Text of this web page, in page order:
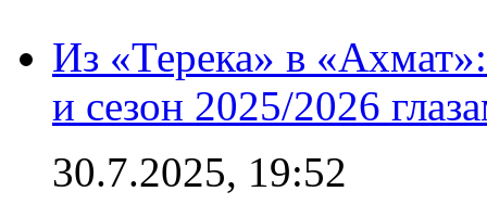
Из «Терека» в
и сезон 2025/2026
30.7.2025, 19:52